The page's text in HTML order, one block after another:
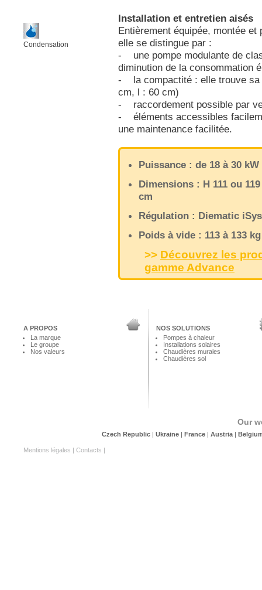
Condensation
Installation et entretien aisés
Entièrement équipée, montée
elle se distingue par :
- une pompe modulante de
diminution de la consommation
- la compactité : elle trouve sa
cm, l : 60 cm)
- raccordement possible par
- éléments accessibles
une maintenance facilitée.
Puissance : de 18 à 30 kW
Dimensions : H 111 ou
cm
Régulation : Diematic
Poids à vide : 113 à 133 kg
>> Découvrez les
gamme Advance
A PROPOS
La marque
Le groupe
Nos valeurs
NOS SOLUTIONS
Pompes à chaleur
Installations solaires
Chaudières murales
Chaudières sol
Our
Czech Republic | Ukraine | France | Austria |
Mentions légales | Contacts |